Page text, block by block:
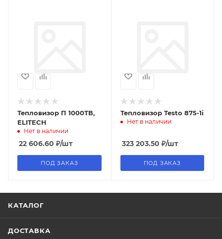
Тепловизор П 1000ТВ,
ELITECH
Нет в наличии
22 606.60 ₽/шт
ПОД ЗАКАЗ
Тепловизор Testo 875-1i
Нет в наличии
323 203.50 ₽/шт
ПОД ЗАКАЗ
КАТАЛОГ
ДОСТАВКА